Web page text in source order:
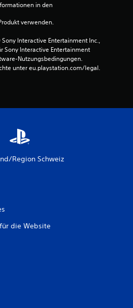
in den
verwenden.
Interactive Entertainment Inc.,
Sony Interactive Entertainment
Nutzungsbedingungen.
unter eu.playstation.com/legal.
Region Schweiz
die Website